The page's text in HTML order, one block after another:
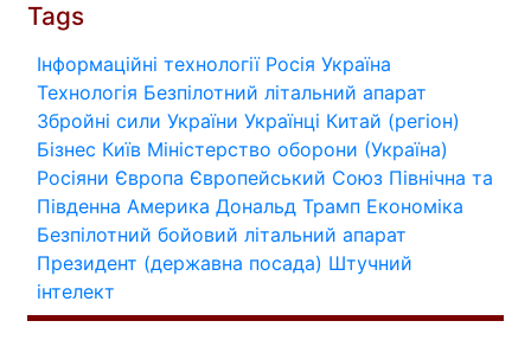
Tags
Інформаційні технології Росія Україна
Технологія Безпілотний літальний апарат
Збройні сили України Українці Китай (регіон)
Бізнес Київ Міністерство оборони (Україна)
Росіяни Європа Європейський Союз Північна та
Південна Америка Дональд Трамп Економіка
Безпілотний бойовий літальний апарат
Президент (державна посада) Штучний
інтелект